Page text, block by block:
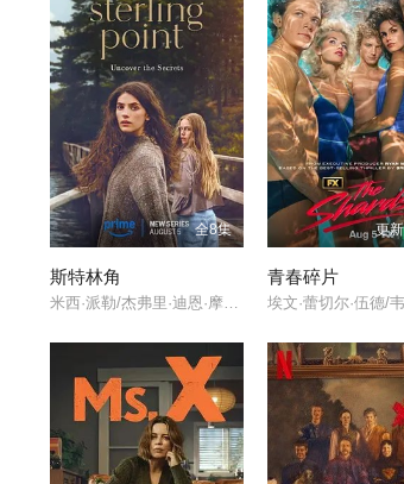
全8集
斯特林角
米西·派勒/杰弗里·迪恩·摩根/凯蒂·道格拉斯/艾拉·鲁宾/艾米丽·霍菲尔/博·布拉加森/卢克·艾沃雷多/西德哈特·沙玛/丹尼尔·奎恩-托伊/基恩·鲁法洛/Mabel·Strachan/雅各布·怀特达克-拉瓦/Nikko·Angelo·Hinayo/Christopher·Omari/凯特·惠勒/
更
青春碎片